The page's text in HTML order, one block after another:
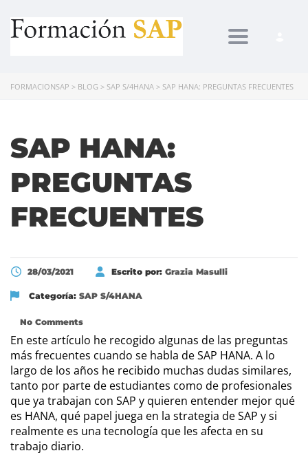
Toggle
FORMACIONSAP > BLOG > SAP S/4HANA > SAP HANA: PREGUNTAS FRECUENTES
SAP HANA:
PREGUNTAS
FRECUENTES
28/03/2021 Escrito por: Grazia Masulli
Categoría: SAP S/4HANA
No Comments
En este artículo he recogido algunas de las preguntas
más frecuentes cuando se habla de SAP HANA. A lo
largo de los años he recibido muchas dudas similares,
tanto por parte de estudiantes como de profesionales
que ya trabajan con SAP y quieren entender mejor qué
es HANA, qué papel juega en la strategia de SAP y si
realmente es una tecnología que les afecta en su
trabajo diario.